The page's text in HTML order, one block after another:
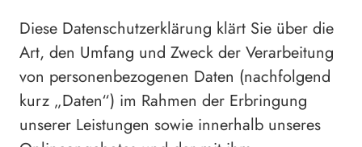
Diese Datenschutzerklärung klärt Sie über die
Art, den Umfang und Zweck der Verarbeitung
von personenbezogenen Daten (nachfolgend
kurz „Daten“) im Rahmen der Erbringung
unserer Leistungen sowie innerhalb unseres